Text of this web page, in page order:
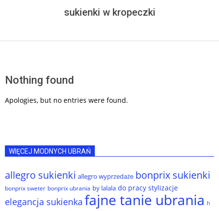
sukienki w kropeczki
Nothing found
Apologies, but no entries were found.
WIĘCEJ MODNYCH UBRAŃ
allegro sukienki allegro wyprzedaże bonprix sukienki
bonprix sweter bonprix ubrania by lalala do pracy stylizacje
elegancja sukienka fajne tanie ubrania h